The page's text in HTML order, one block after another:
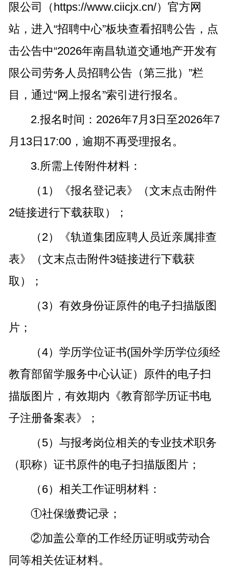
限公司（https://www.ciicjx.cn/）官方网
站，进入“招聘中心”板块查看招聘公告，点
击公告中“2026年南昌轨道交通地产开发有
限公司劳务人员招聘公告（第三批）”栏
目，通过“网上报名”索引进行报名。
2.报名时间：2026年7月3日至2026年7
月13日17:00，逾期不再受理报名。
3.所需上传附件材料：
（1）《报名登记表》（文末点击附件
2链接进行下载获取）；
（2）《轨道集团应聘人员近亲属排查
表》（文末点击附件3链接进行下载获
取）；
（3）有效身份证原件的电子扫描版图
片；
（4）学历学位证书(国外学历学位须经
教育部留学服务中心认证）原件的电子扫
描版图片，有效期内《教育部学历证书电
子注册备案表》；
（5）与报考岗位相关的专业技术职务
（职称）证书原件的电子扫描版图片；
（6）相关工作证明材料：
①社保缴费记录；
②加盖公章的工作经历证明或劳动合
同等相关佐证材料。